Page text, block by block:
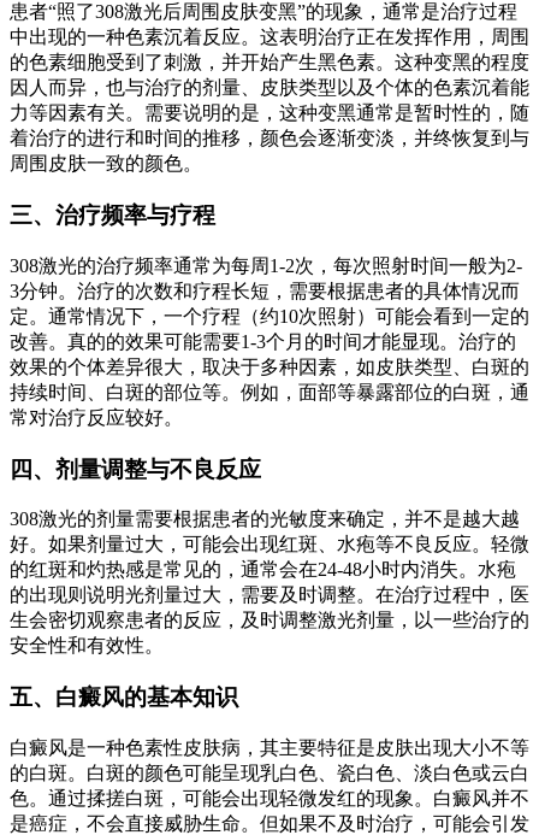
患者“照了308激光后周围皮肤变黑”的现象，通常是治疗过程
中出现的一种色素沉着反应。这表明治疗正在发挥作用，周围
的色素细胞受到了刺激，并开始产生黑色素。这种变黑的程度
因人而异，也与治疗的剂量、皮肤类型以及个体的色素沉着能
力等因素有关。需要说明的是，这种变黑通常是暂时性的，随
着治疗的进行和时间的推移，颜色会逐渐变淡，并终恢复到与
周围皮肤一致的颜色。
三、治疗频率与疗程
308激光的治疗频率通常为每周1-2次，每次照射时间一般为2-
3分钟。治疗的次数和疗程长短，需要根据患者的具体情况而
定。通常情况下，一个疗程（约10次照射）可能会看到一定的
改善。真的的效果可能需要1-3个月的时间才能显现。治疗的
效果的个体差异很大，取决于多种因素，如皮肤类型、白斑的
持续时间、白斑的部位等。例如，面部等暴露部位的白斑，通
常对治疗反应较好。
四、剂量调整与不良反应
308激光的剂量需要根据患者的光敏度来确定，并不是越大越
好。如果剂量过大，可能会出现红斑、水疱等不良反应。轻微
的红斑和灼热感是常见的，通常会在24-48小时内消失。水疱
的出现则说明光剂量过大，需要及时调整。在治疗过程中，医
生会密切观察患者的反应，及时调整激光剂量，以一些治疗的
安全性和有效性。
五、白癜风的基本知识
白癜风是一种色素性皮肤病，其主要特征是皮肤出现大小不等
的白斑。白斑的颜色可能呈现乳白色、瓷白色、淡白色或云白
色。通过揉搓白斑，可能会出现轻微发红的现象。白癜风并不
是癌症，不会直接威胁生命。但如果不及时治疗，可能会引发